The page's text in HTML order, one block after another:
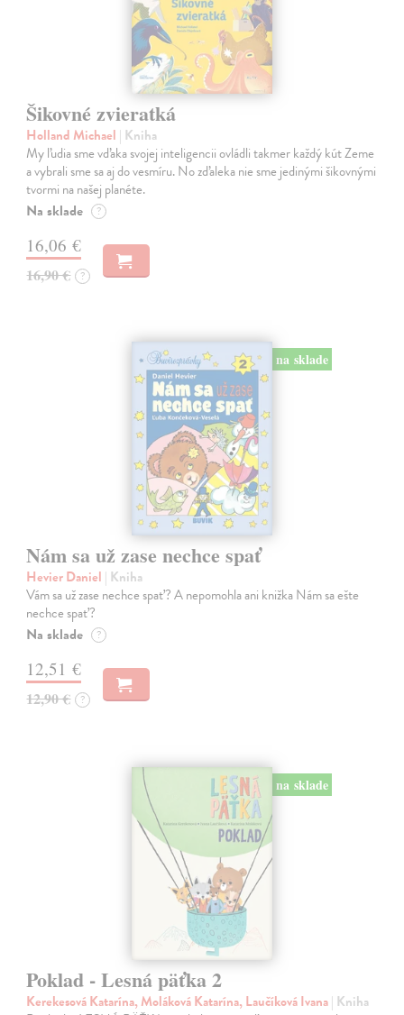
Šikovné zvieratká
Holland Michael | Kniha
My ľudia sme vďaka svojej inteligencii ovládli takmer každý kút Zeme
a vybrali sme sa aj do vesmíru. No zďaleka nie sme jedinými šikovnými
tvormi na našej planéte.
Na sklade ?
16,06 €
16,90 € ?
na sklade
Nám sa už zase nechce spať
Hevier Daniel | Kniha
Vám sa už zase nechce spať? A nepomohla ani knižka Nám sa ešte
nechce spať?
Na sklade ?
12,51 €
12,90 € ?
na sklade
Poklad - Lesná päťka 2
Kerekesová Katarína, Moláková Katarína, Laučíková Ivana| Kniha